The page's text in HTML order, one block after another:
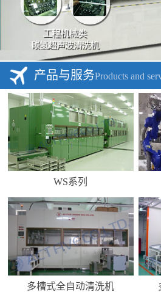
产品与服务Products and
WS系列
多槽式全自动清洗机